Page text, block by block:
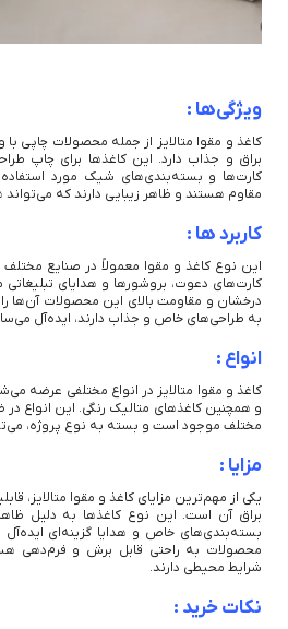
ویژگی‌ها :
کاغذ و مقوا متالایز از جمله محصولات
براق و جذاب دارد. این کاغذ‌ها برای چاپ
کارت‌ها و بسته‌بندی‌های شیک مورد استفاده
مقاوم هستند و ظاهر زیبایی دارند که می‌تواند
کاربرد ها :
این نوع کاغذ و مقوا معمولاً در صنایع
کارت‌های دعوت، بروشورها و هدایای تبلیغاتی
درخشان و مقاومت بالای این محصولات آن‌ها را
به طراحی‌های خاص و جذاب دارند، ایده‌آل
انواع :
کاغذ و مقوا متالایز در انواع مختلفی عرضه
و همچنین کاغذ‌های متالیک رنگی. این انواع
مختلف موجود است و بسته به نوع پروژه،
مزایا :
یکی از مهم‌ترین مزایای کاغذ و مقوا متالایز،
براق آن است. این نوع کاغذ‌ها به دلیل
بسته‌بندی‌های خاص و هدایا گزینه‌ای
محصولات به راحتی قابل برش و فرم‌دهی
شرایط محیطی دارند.
نکات خرید :